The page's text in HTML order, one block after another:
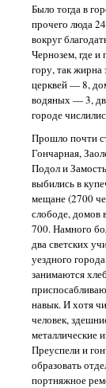
Было тогда в
прочего люда
вокруг
Чернозем, где
гору, так жирна
церквей — 8,
водяных — 3,
городе
Прошло почти
Гончарная,
Подол и
выбились в
мещане (2700
слободе, домов
700. Намного
два светских
уездного
занимаются
навык. И хотя
человек,
металлические
Преуспели и
образовать
портняжное